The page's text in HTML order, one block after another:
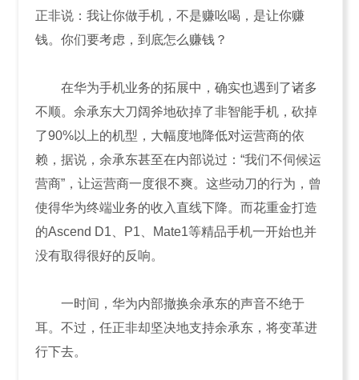
正非说：我让你做手机，不是赚吆喝，是让你赚
钱。你们要考虑，到底怎么赚钱？
在华为手机业务的拓展中，确实也遇到了诸多
不顺。余承东大刀阔斧地砍掉了非智能手机，砍掉
了90%以上的机型，大幅度地降低对运营商的依
赖，据说，余承东甚至在内部说过：“我们不伺候运
营商”，让运营商一度很不爽。这些动刀的行为，曾
使得华为终端业务的收入直线下降。而花重金打造
的Ascend D1、P1、Mate1等精品手机一开始也并
没有取得很好的反响。
一时间，华为内部撤换余承东的声音不绝于
耳。不过，任正非却坚决地支持余承东，将变革进
行下去。